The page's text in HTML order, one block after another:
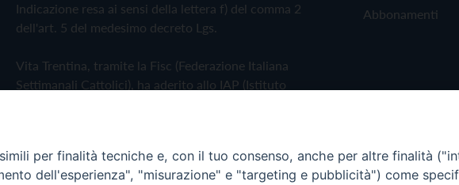
Indicazione resa ai sensi della lettera f) del comma 2
dell'art. 5 del medesimo decreto Lgs.
Vita Trentina, tramite la Fisc (Federazione Italiana
Settimanali Cattolici), ha aderito allo IAP (Istituto
Privacy Policy Cookie Policy
Abbonamenti
per finalità tecniche e, con il tuo consenso, anche per altre finalità
dell'esperienza", "misurazione" e "targeting e pubblicità") come